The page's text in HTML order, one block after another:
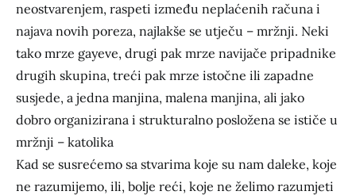
neostvarenjem, raspeti između neplaćenih računa i
najava novih poreza, najlakše se utječu – mržnji. Neki
tako mrze gayeve, drugi pak mrze navijače pripadnike
drugih skupina, treći pak mrze istočne ili zapadne
susjede, a jedna manjina, malena manjina, ali jako
dobro organizirana i strukturalno posložena se ističe u
mržnji – katolika
Kad se susrećemo sa stvarima koje su nam daleke, koje
ne razumijemo, ili, bolje reći, koje ne želimo razumjeti